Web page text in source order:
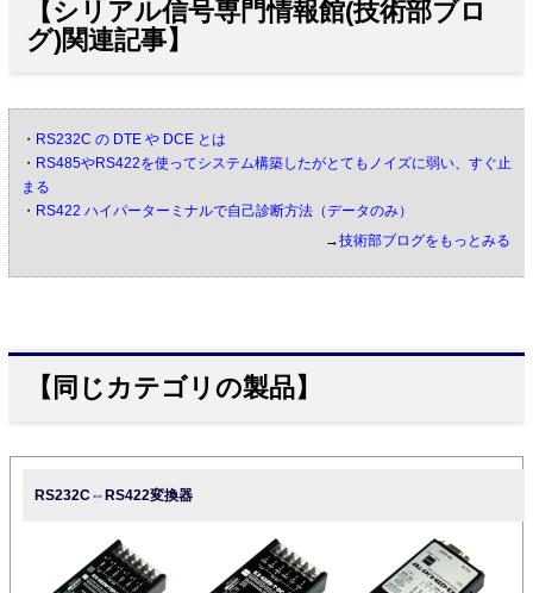
【シリアル信号専門情報館(技術部ブロ
グ)関連記事】
・ RS232C の DTE や DCE とは
・ RS485やRS422を使ってシステム構築したがとてもノイズに弱い、すぐ止
まる
・ RS422 ハイパーターミナルで自己診断方法（データのみ）
→技術部ブログをもっとみる
【同じカテゴリの製品】
RS232C⇔RS422変換器